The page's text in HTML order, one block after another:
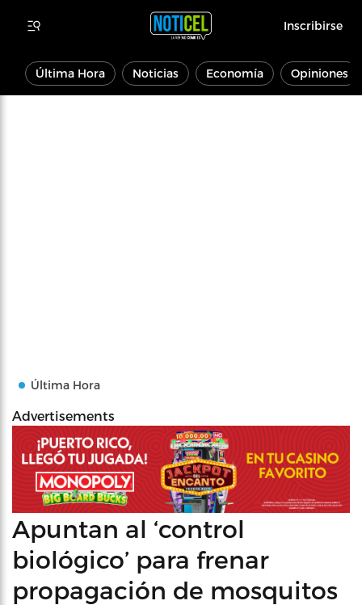
Inscribirse
Última Hora Noticias Economía Opiniones
Última Hora
Advertisements
Apuntan al ‘control
biológico’ para frenar
propagación de mosquitos